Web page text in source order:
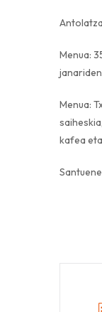
Menua:
Menua:
kafea